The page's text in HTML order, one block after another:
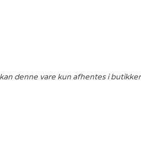
denne vare kun afhentes i